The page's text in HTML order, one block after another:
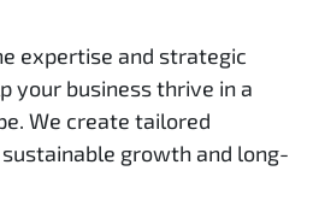
expertise and strategic
your business thrive in a
We create tailored
growth and long-